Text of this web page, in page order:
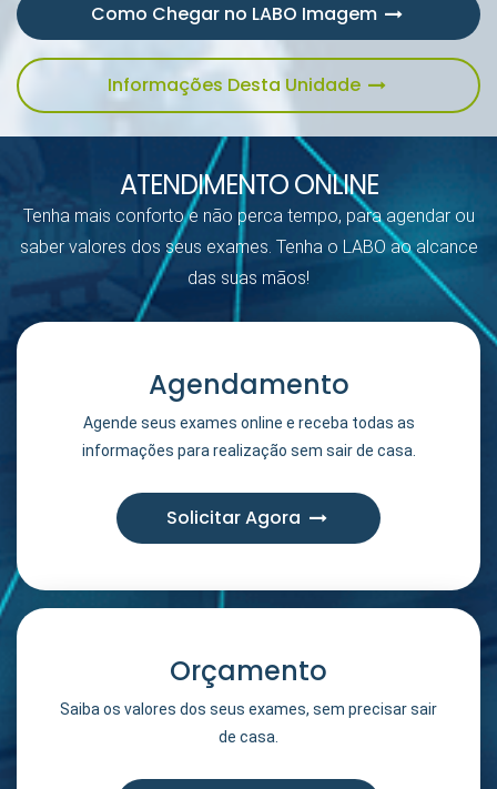
Como Chegar no LABO Imagem
Informações Desta Unidade
ATENDIMENTO ONLINE
Tenha mais conforto e não perca tempo, para agendar ou
saber valores dos seus exames. Tenha o LABO ao alcance
das suas mãos!
Agendamento
Agende seus exames online e receba todas as
informações para realização sem sair de casa.
Solicitar Agora
Orçamento
Saiba os valores dos seus exames, sem precisar sair
de casa.